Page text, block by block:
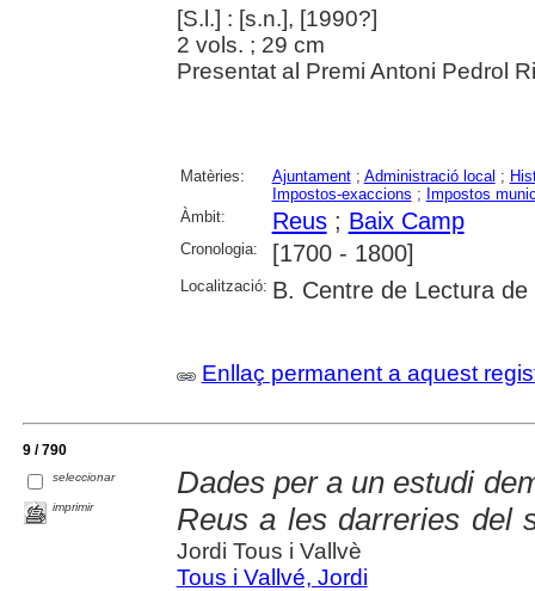
[S.l.] : [s.n.], [1990?]
2 vols. ; 29 cm
Presentat al Premi Antoni Pedrol
Matèries: Ajuntament; Administració local ;
Impostos-exaccions ; Impostos
Àmbit:
Reus; Baix Camp
Cronologia: [1700 - 1800]
Localització: B. Centre de Lectura de
Enllaç permanent a aquest
9 / 790
seleccionar
imprimir
Dades per a un estudi
Reus a les darreries del
Jordi Tous i Vallvè
Tous i Vallvé, Jordi